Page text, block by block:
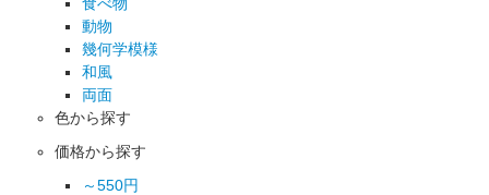
動物
幾何学模様
和風
両面
色から探す
価格から探す
～550円